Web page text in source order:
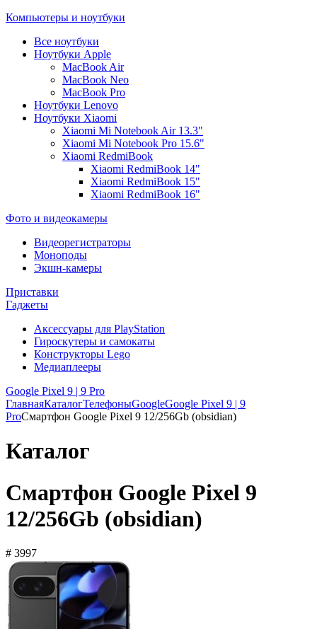
Компьютеры и ноутбуки
Все ноутбуки
Ноутбуки Apple
MacBook Air
MacBook Neo
MacBook Pro
Ноутбуки Lenovo
Ноутбуки Xiaomi
Xiaomi Mi Notebook Air 13.3"
Xiaomi Mi Notebook Pro 15.6"
Xiaomi RedmiBook
Xiaomi RedmiBook 14"
Xiaomi RedmiBook 15"
Xiaomi RedmiBook 16"
Фото и видеокамеры
Видеорегистраторы
Моноподы
Экшн-камеры
Приставки
Гаджеты
Аксессуары для PlayStation
Гироскутеры и самокаты
Конструкторы Lego
Медиаплееры
Google Pixel 9 | 9 Pro
ГлавнаяКаталогТелефоныGoogleGoogle Pixel 9 | 9
ProСмартфон Google Pixel 9 12/256Gb (obsidian)
Каталог
Смартфон Google Pixel 9
12/256Gb (obsidian)
# 3997